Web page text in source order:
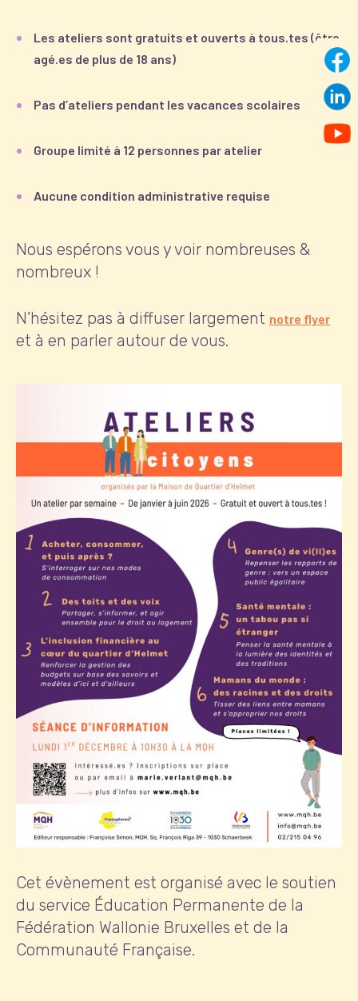
Les ateliers sont gratuits et ouverts à tous.tes (être
agé.es de plus de 18 ans)
Pas d’ateliers pendant les vacances scolaires
Groupe limité à 12 personnes par atelier
Aucune condition administrative requise
Nous espérons vous y voir nombreuses &
nombreux !
N’hésitez pas à diffuser largement notre flyer
et à en parler autour de vous.
Cet évènement est organisé avec le soutien
du service Éducation Permanente de la
Fédération Wallonie Bruxelles et de la
Communauté Française.